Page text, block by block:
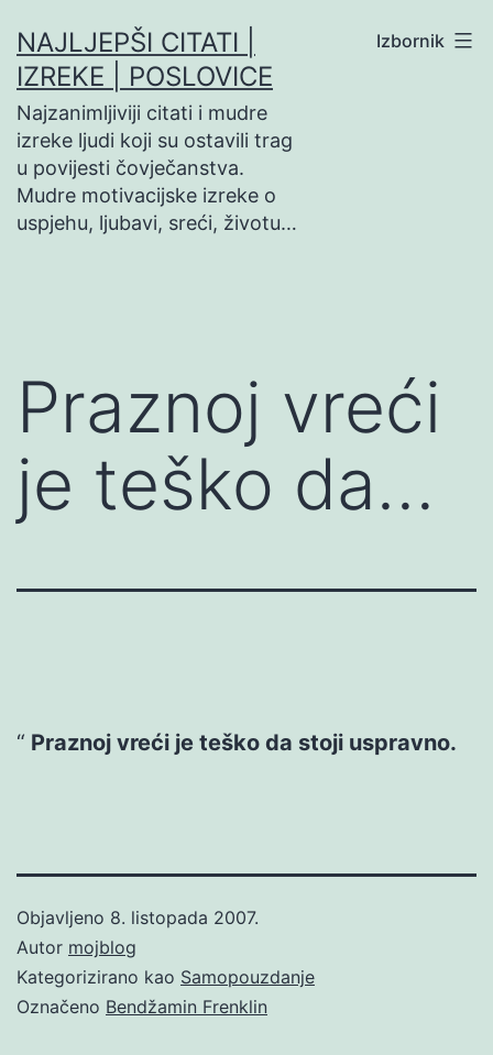
na
sadržaj
NAJLJEPŠI CITATI |
IZREKE | POSLOVICE
Najzanimljiviji citati i mudre
izreke ljudi koji su ostavili trag
u povijesti čovječanstva.
Mudre motivacijske izreke o
uspjehu, ljubavi, sreći, životu…
Izbornik
Praznoj vreći
je teško da…
Praznoj vreći je teško da stoji uspravno.
Objavljeno 8. listopada 2007.
Autor mojblog
Kategorizirano kao Samopouzdanje
Označeno Bendžamin Frenklin